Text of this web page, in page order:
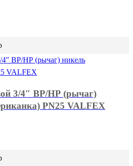
3/4″ ВР/НР (рычаг)
PN25 VALFEX